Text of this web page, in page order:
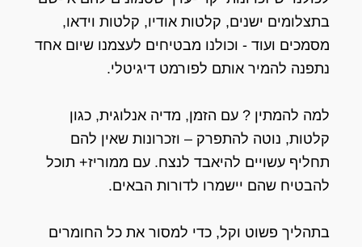
בתצלומים ישנים, קלטות אודיו, קלטות וידאו,
מסמכים ועוד - וכולנו מבטיחים לעצמנו שיום אחד
נתפנה להמיר אותם לפורמט דיגיטלי.
למה להמתין ? עם הזמן, מדיה אנלוגית, כגון
קלטות, נוטה להתפרק – וזכרונות שאין להם
תחליף עשויים להיאבד לנצח. עם ממוריז+ תוכל
להבטיח שהם יישמרו לדורות הבאים.
בתהליך פשוט וקל, כדי למסור את כל החומרים